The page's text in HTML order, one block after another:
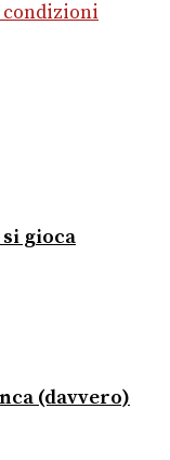
gioca
(davvero)